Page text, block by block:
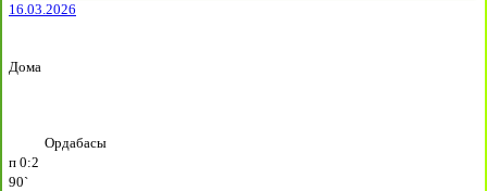
16.03.2026
Дома
Ордабасы
п 0:2
90`